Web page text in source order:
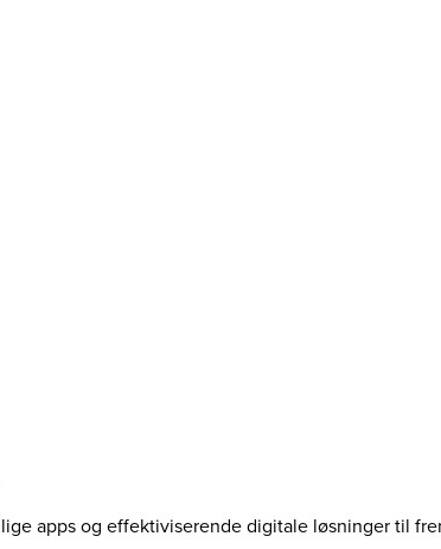
apps og effektiviserende digitale løsninger til